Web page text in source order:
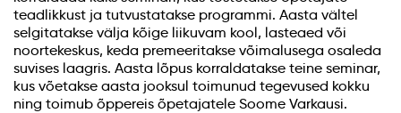
teadlikkust ja tutvustatakse programmi. Aasta vältel
selgitatakse välja kõige liikuvam kool, lasteaed või
noortekeskus, keda premeeritakse võimalusega osaleda
suvises laagris. Aasta lõpus korraldatakse teine seminar,
kus võetakse aasta jooksul toimunud tegevused kokku
ning toimub õppereis õpetajatele Soome Varkausi.